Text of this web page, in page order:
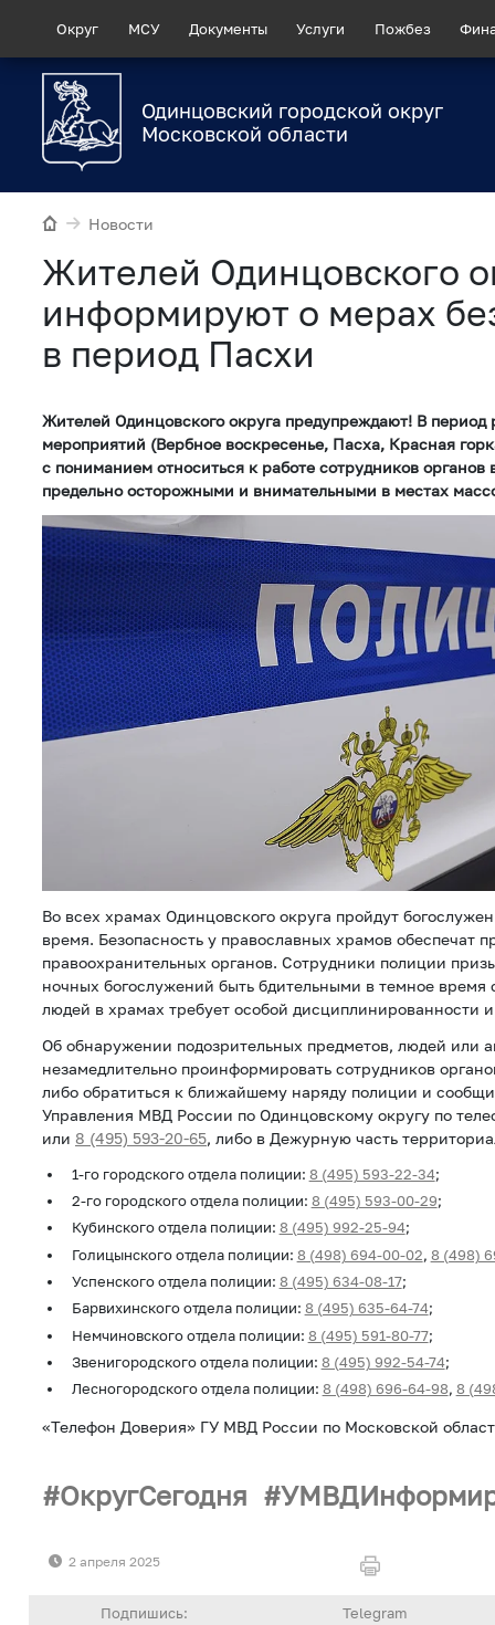
Округ МСУ Документы Услуги Пожбез
Одинцовский городской округ
Московской области
Новости
Жителей Одинцовского
информируют о мерах
в период Пасхи
Жителей Одинцовского округа предупреждают! В период
мероприятий (Вербное воскресенье, Пасха, Красная
с пониманием относиться к работе сотрудников органов
предельно осторожными и внимательными в местах
Во всех храмах Одинцовского округа пройдут
время. Безопасность у православных храмов обеспечат
правоохранительных органов. Сотрудники полиции
ночных богослужений быть бдительными в темное время
людей в храмах требует особой дисциплинированности
Об обнаружении подозрительных предметов, людей или
незамедлительно проинформировать сотрудников
либо обратиться к ближайшему наряду полиции и
Управления МВД России по Одинцовскому округу по
или 8 (495) 593-20-65, либо в Дежурную часть
1-го городского отдела полиции: 8 (495) 593-22-34;
2-го городского отдела полиции: 8 (495) 593-00-29;
Кубинского отдела полиции: 8 (495) 992-25-94;
Голицынского отдела полиции: 8 (498) 694-00-02, 8 (498)
Успенского отдела полиции: 8 (495) 634-08-17;
Барвихинского отдела полиции: 8 (495) 635-64-74;
Немчиновского отдела полиции: 8 (495) 591-80-77;
Звенигородского отдела полиции: 8 (495) 992-54-74;
Лесногородского отдела полиции: 8 (498) 696-64-98, 8
«Телефон Доверия» ГУ МВД России по Московской
ОкругСегодня
2 апреля 2025